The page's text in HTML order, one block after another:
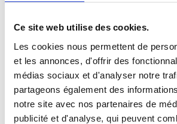
Ce site web utilise des cookies.
Les cookies nous permettent de
et les annonces, d'offrir des
médias sociaux et d'analyser notre
partageons également des
notre site avec nos partenaires de
publicité et d'analyse, qui peuvent
The Athletes
We really like it when
disabilities are portrayed in
being in a show about
instead as a normal part of